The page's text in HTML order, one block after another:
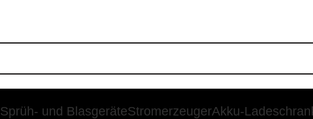
Sprüh- und BlasgeräteStromerzeugerAkku-